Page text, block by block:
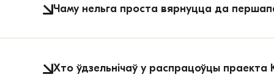
рашэнні. Адсюль слабая абарона
падсправаздачная, правы чалавека
Чаму нельга проста вярнуцца да
ранейшых аўтарытарных практык нікуды
Хто ўдзельнічаў у распрацоўцы праекта